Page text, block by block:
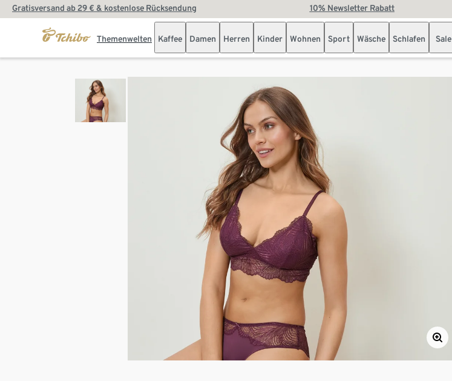
Gratisversand ab 29 € & kostenlose Rücksendung 10% Newsletter Rabatt
Themenwelten Kaffee Damen Herren Kinder Wohnen Sport Wäsche Schlafen Sale